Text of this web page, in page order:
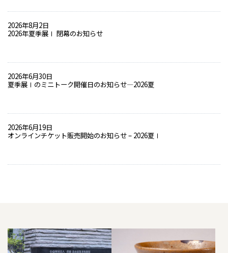
2026年8月2日
2026年夏季展Ⅰ 閉幕のお知らせ
2026年6月30日
夏季展Ⅰのミニトーク開催日のお知らせ―2026夏
2026年6月19日
オンラインチケット販売開始のお知らせ – 2026夏Ⅰ